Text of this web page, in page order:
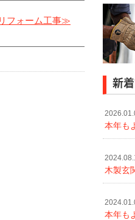
フォーム工事≫
新
本年も
木製玄
本年も